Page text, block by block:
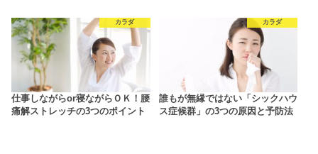
カラダ
仕事しながらor寝ながらＯＫ！腰
痛解ストレッチの3つのポイント
カラダ
誰もが無縁ではない「シックハウ
ス症候群」の3つの原因と予防法